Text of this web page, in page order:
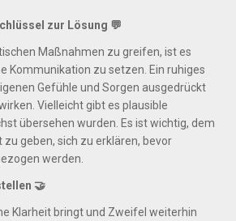
zur Lösung 💬
Maßnahmen zu greifen, ist es
Kommunikation zu setzen. Ein ruhiges
Gefühle und Sorgen ausgedrückt
Vielleicht gibt es plausible
übersehen wurden. Es ist wichtig, dem
zu geben, sich zu erklären, bevor
werden.
🤝
Klarheit bringt und Zweifel weiterhin